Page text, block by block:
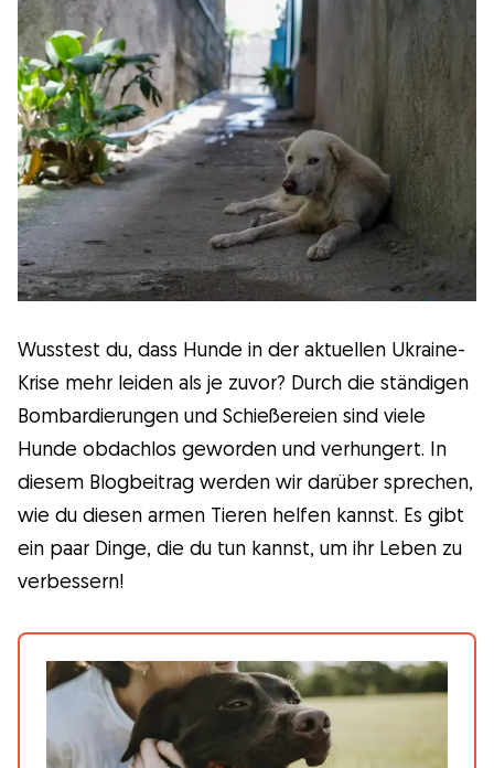
Wissenswert
Kuriositäten
Gesundheit
Erziehung
Hundesitter
Was ist Gudog?
Gudog ist der einfachste Weg, den
perfekten Hundesitter zu finden und zu
buchen. Tausende von liebevollen Sittern
Familienmitglied zu kümmern! Tierärztliche
Versorgung und Kostenlose Stornierung bei
jeder Buchung.
Wusstest du, dass Hunde in der aktuellen Ukraine-
Krise mehr leiden als je zuvor? Durch die ständigen
Bombardierungen und Schießereien sind viele
Hunde obdachlos geworden und verhungert. In
diesem Blogbeitrag werden wir darüber sprechen,
wie du diesen armen Tieren helfen kannst. Es gibt
ein paar Dinge, die du tun kannst, um ihr Leben zu
verbessern!